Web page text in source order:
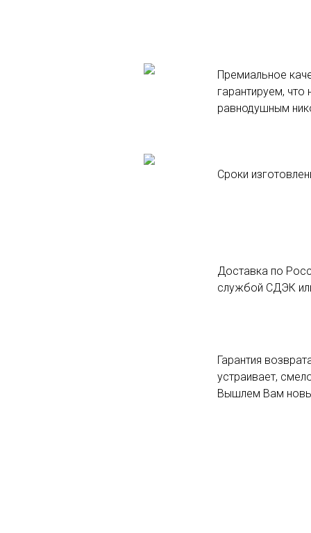
Премиальное
гарантируем,
равнодушным
Сроки
Гарантия
устраивает,
Вышлем Вам
Доставка по
службой СДЭК